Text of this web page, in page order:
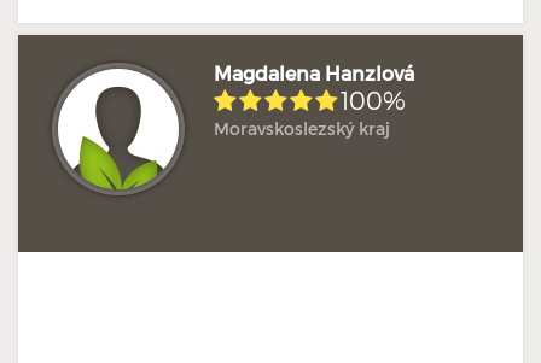
Magdalena Hanzlová
100%
Moravskoslezský kraj
Hodnoceno: 1× Profil terapeuta